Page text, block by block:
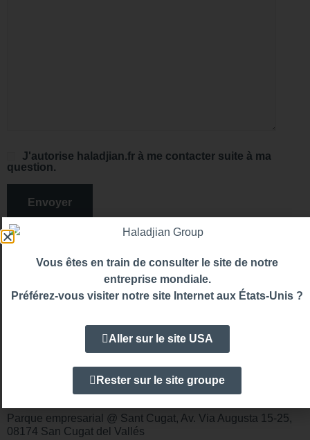
J'autorise haladjian.fr à me contacter suite à ma
question.
INFORMATION
Heures d’ouverture
8h30 à 13h30 / 15h à 18h30
(+34) 93 264 39 37
cliente@haleco.es
Parque empresarial @ Sant Cugat, Av. Via Augusta 15-25,
08174 San Cugat del Vallés
Vous êtes en train de consulter le site de notre
entreprise mondiale.
Préférez-vous visiter notre site Internet aux États-Unis ?
Aller sur le site USA
Rester sur le site groupe